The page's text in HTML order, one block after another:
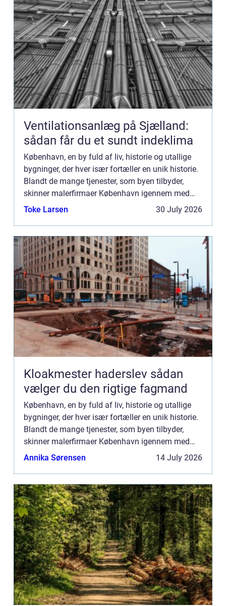
Ventilationsanlæg på Sjælland:
sådan får du et sundt indeklima
København, en by fuld af liv, historie og utallige
bygninger, der hver især fortæller en unik historie.
Blandt de mange tjenester, som byen tilbyder,
skinner malerfirmaer København igennem med
deres evne til at forvandle og ...
Toke Larsen 30 July 2026
Kloakmester haderslev sådan
vælger du den rigtige fagmand
København, en by fuld af liv, historie og utallige
bygninger, der hver især fortæller en unik historie.
Blandt de mange tjenester, som byen tilbyder,
skinner malerfirmaer København igennem med
deres evne til at forvandle og ...
Annika Sørensen 14 July 2026